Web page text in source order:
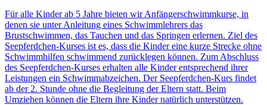
Für alle Kinder ab 5 Jahre bieten wir Anfängerschwimmkurse, in
denen sie unter Anleitung eines Schwimmlehrers das
Brustschwimmen, das Tauchen und das Springen erlernen. Ziel des
Seepferdchen-Kurses ist es, dass die Kinder eine kurze Strecke ohne
Schwimmhilfen schwimmend zurücklegen können. Zum Abschluss
des Seepferdchen-Kurses erhalten alle Kinder entsprechend ihrer
Leistungen ein Schwimmabzeichen. Der Seepferdchen-Kurs findet
ab der 2. Stunde ohne die Begleitung der Eltern statt. Beim
Umziehen können die Eltern ihre Kinder natürlich unterstützen.